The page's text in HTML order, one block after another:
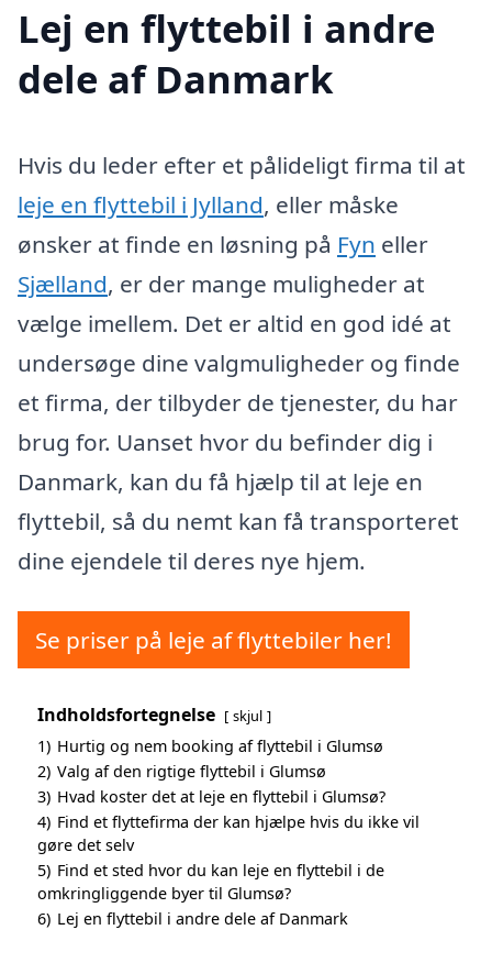
Lej en flyttebil i andre
dele af Danmark
Hvis du leder efter et pålideligt firma til at
leje en flyttebil i Jylland, eller måske
ønsker at finde en løsning på Fyn eller
Sjælland, er der mange muligheder at
vælge imellem. Det er altid en god idé at
undersøge dine valgmuligheder og finde
et firma, der tilbyder de tjenester, du har
brug for. Uanset hvor du befinder dig i
Danmark, kan du få hjælp til at leje en
flyttebil, så du nemt kan få transporteret
dine ejendele til deres nye hjem.
Se priser på leje af flyttebiler her!
Indholdsfortegnelse skjul
1) Hurtig og nem booking af flyttebil i Glumsø
2) Valg af den rigtige flyttebil i Glumsø
3) Hvad koster det at leje en flyttebil i Glumsø?
4) Find et flyttefirma der kan hjælpe hvis du ikke vil
gøre det selv
5) Find et sted hvor du kan leje en flyttebil i de
omkringliggende byer til Glumsø?
6) Lej en flyttebil i andre dele af Danmark